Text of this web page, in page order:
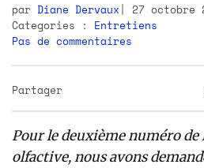
par Diane Dervaux
27 octobre
Categories : Entretiens
Pas de commentaires
Partager
Pour le deuxième numéro de
olfactive, nous avons